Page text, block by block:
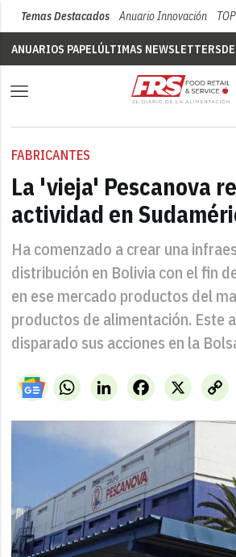
Temas Destacados Anuario Innovación
ANUARIOS PAPELÚLTIMAS NEWSLETTERS
FABRICANTES
La 'vieja' Pescanova
actividad en
Ha comenzado a crear una
distribución en Bolivia con el fin
en ese mercado productos del
productos de alimentación. Este
disparado sus acciones en la
WhatsAppLinkedIn X
Facebook